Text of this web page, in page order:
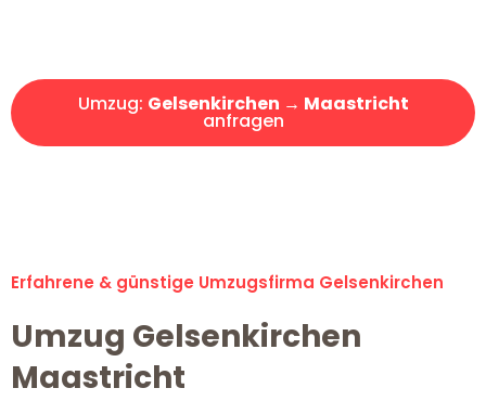
Umzug: Gelsenkirchen → Maastricht
anfragen
Erfahrene & günstige Umzugsfirma Gelsenkirchen
Umzug Gelsenkirchen
Maastricht